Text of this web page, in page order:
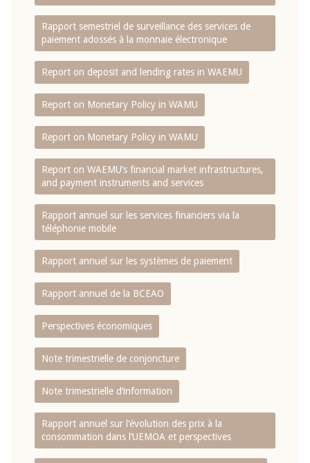
Rapport semestriel de surveillance des services de
paiement adossés à la monnaie électronique
Report on deposit and lending rates in WAEMU
Report on Monetary Policy in WAMU
Report on Monetary Policy in WAMU
Report on WAEMU’s financial market infrastructures,
and payment instruments and services
Rapport annuel sur les services financiers via la
téléphonie mobile
Rapport annuel sur les systèmes de paiement
Rapport annuel de la BCEAO
Perspectives économiques
Note trimestrielle de conjoncture
Note trimestrielle d‘information
Rapport annuel sur l‘évolution des prix à la
consommation dans l‘UEMOA et perspectives